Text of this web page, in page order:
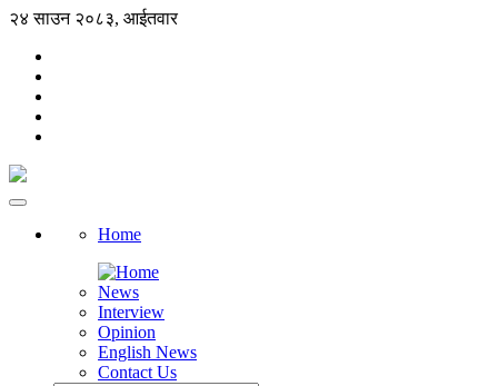
२४ साउन २०८३, आईतवार
Home
News
Interview
Opinion
English News
Contact Us